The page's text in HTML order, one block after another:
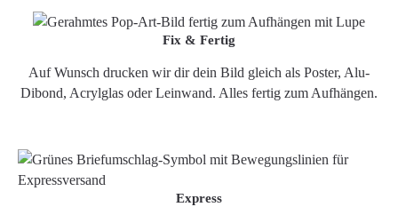
Fix & Fertig
Auf Wunsch drucken wir dir dein Bild gleich als Poster, Alu-
Dibond, Acrylglas oder Leinwand. Alles fertig zum Aufhängen.
Express